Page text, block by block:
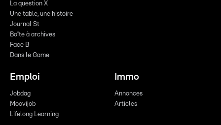
La question X
Une table, une histoire
Journal St
Boîte à archives
Face B
Dans le Game
Emploi
Jobdag
Moovijob
Lifelong Learning
Immo
Annonces
Articles